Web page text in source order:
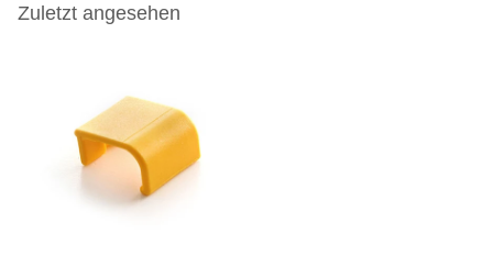
Zuletzt angesehen